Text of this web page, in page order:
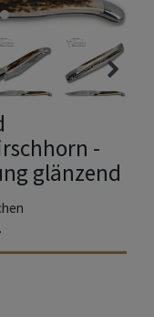
-
glänzend